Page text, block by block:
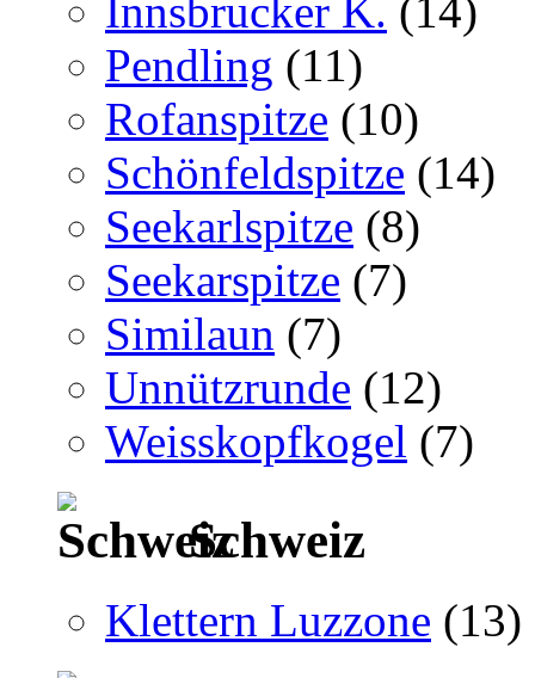
Innsbrucker K. (14)
Pendling (11)
Rofanspitze (10)
Schönfeldspitze (14)
Seekarlspitze (8)
Seekarspitze (7)
Similaun (7)
Unnützrunde (12)
Weisskopfkogel (7)
Schweiz
Klettern Luzzone (13)